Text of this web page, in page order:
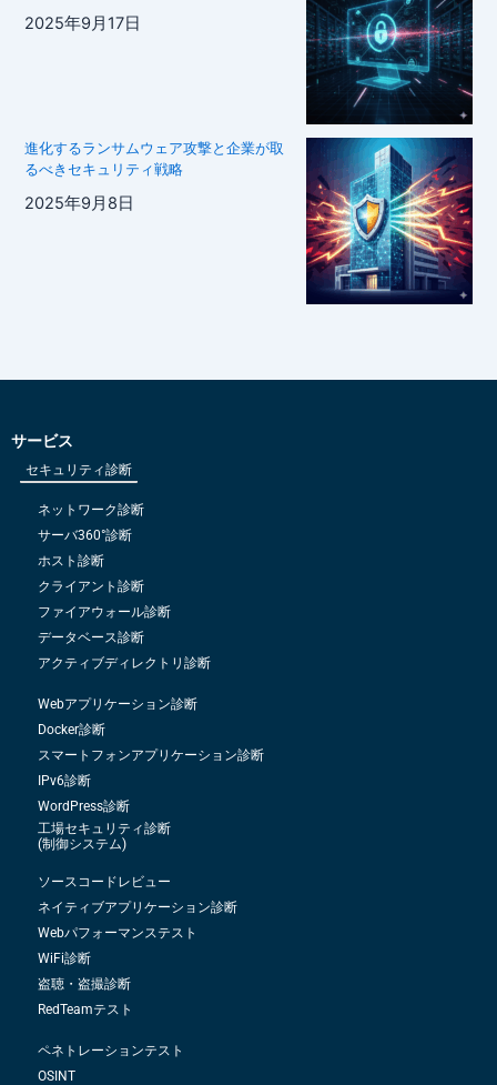
2025年9月17日
進化するランサムウェア攻撃と企業が取
るべきセキュリティ戦略
2025年9月8日
サービス
セキュリティ診断
ネットワーク診断
サーバ360°診断
ホスト診断
クライアント診断
ファイアウォール診断
データベース診断
アクティブディレクトリ診断
Webアプリケーション診断
Docker診断
スマートフォンアプリケーション診断
IPv6診断
WordPress診断
工場セキュリティ診断
(制御システム)
ソースコードレビュー
ネイティブアプリケーション診断
Webパフォーマンステスト
WiFi診断
盗聴・盗撮診断
RedTeamテスト
ペネトレーションテスト
OSINT